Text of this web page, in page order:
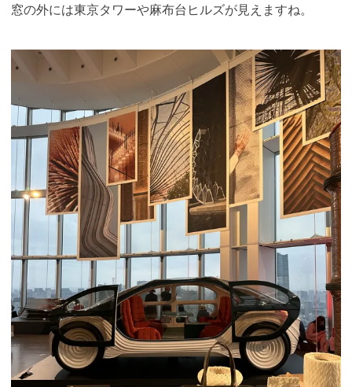
窓の外には東京タワーや麻布台ヒルズが見えますね。